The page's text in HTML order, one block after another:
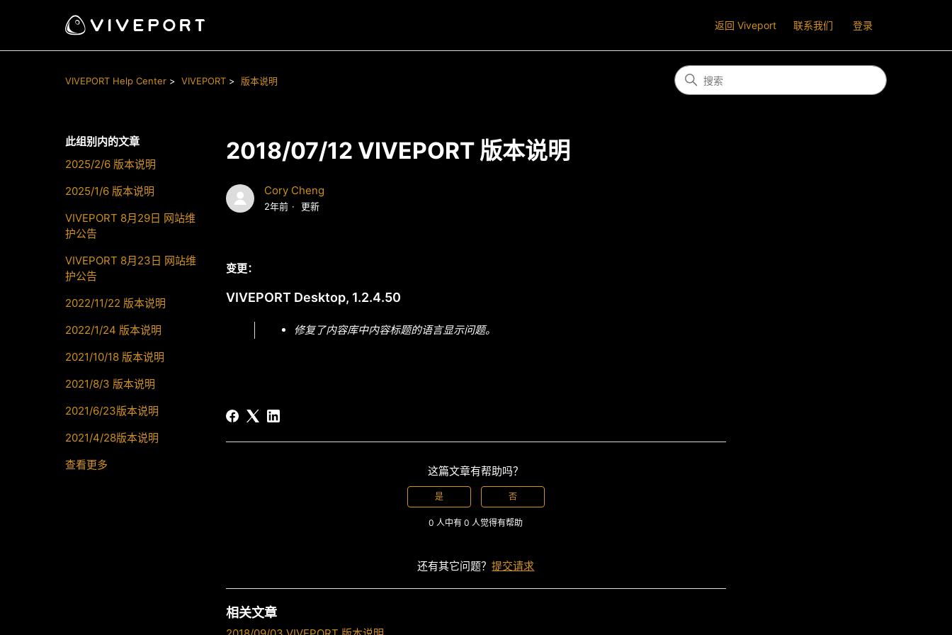
返回 Viveport 联系我们 登录
VIVEPORT Help Center VIVEPORT 版本说明
此组别内的文章
2025/2/6 版本说明
2025/1/6 版本说明
VIVEPORT 8月29日 网站维
护公告
VIVEPORT 8月23日 网站维
护公告
2022/11/22 版本说明
2022/1/24 版本说明
2021/10/18 版本说明
2021/8/3 版本说明
2021/6/23版本说明
2021/4/28版本说明
查看更多
2018/07/12 VIVEPORT 版本说明
Cory Cheng
2年前 更新
变更：
VIVEPORT Desktop, 1.2.4.50
修复了内容库中内容标题的语言显示问题。
这篇文章有帮助吗？
是 否
0 人中有 0 人觉得有帮助
还有其它问题？提交请求
相关文章